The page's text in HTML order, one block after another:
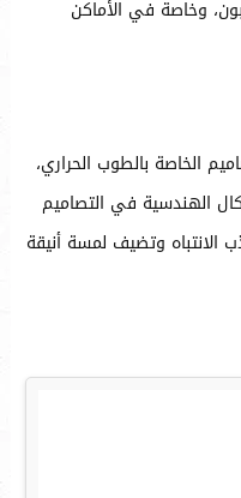
وخاصة في الأماكن
الخاصة بالطوب الحراري،
الهندسية في التصاميم
الانتباه وتضيف لمسة أنيقة